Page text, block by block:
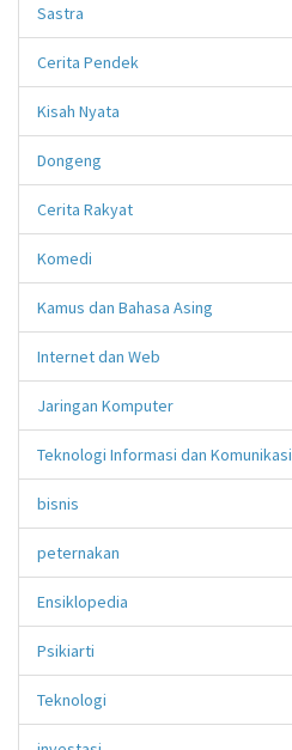
Sastra
Cerita Pendek
Kisah Nyata
Dongeng
Cerita Rakyat
Komedi
Kamus dan Bahasa Asing
Internet dan Web
Jaringan Komputer
Teknologi Informasi dan Komunikasi
bisnis
peternakan
Ensiklopedia
Psikiarti
Teknologi